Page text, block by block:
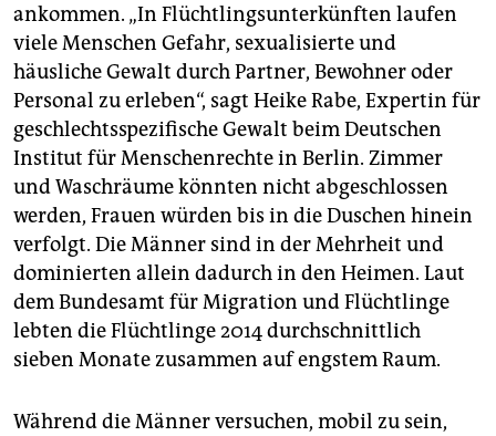
ankommen. „In Flüchtlingsunterkünften laufen
viele Menschen Gefahr, sexualisierte und
häusliche Gewalt durch Partner, Bewohner oder
Personal zu erleben“, sagt Heike Rabe, Expertin für
geschlechtsspezifische Gewalt beim Deutschen
Institut für Menschenrechte in Berlin. Zimmer
und Waschräume könnten nicht abgeschlossen
werden, Frauen würden bis in die Duschen hinein
verfolgt. Die Männer sind in der Mehrheit und
dominierten allein dadurch in den Heimen. Laut
dem Bundesamt für Migration und Flüchtlinge
lebten die Flüchtlinge 2014 durchschnittlich
sieben Monate zusammen auf engstem Raum.
Während die Männer versuchen, mobil zu sein,